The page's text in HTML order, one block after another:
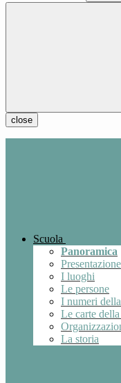
close
Scuola
Panoramica
Presentazione
I luoghi
Le persone
I numeri
Le carte
La storia